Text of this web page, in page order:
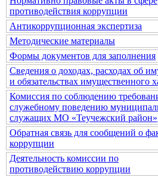
противодействия коррупции
Антикоррупционная экспертиза
Методические материалы
Формы документов для заполнения
Сведения о доходах, расходах об
и обязательствах имущественного
Комиссия по соблюдению
служебному поведению
служащих МО «Теучежский район»
Обратная связь для сообщений о
коррупции
Деятельность комиссии по
противодействию коррупции